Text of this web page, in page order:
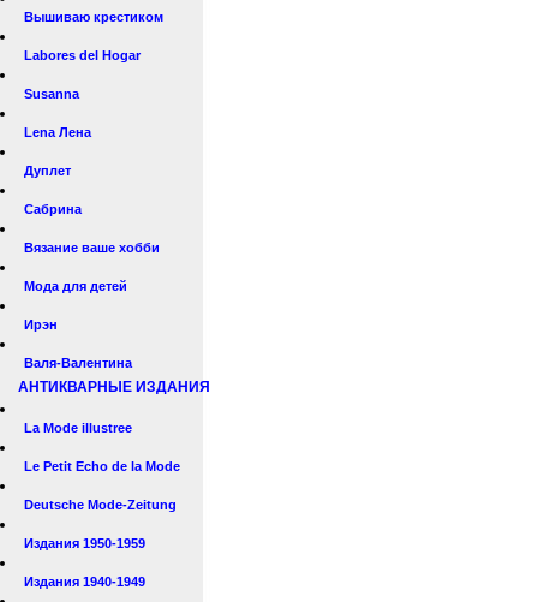
Вышиваю крестиком
Labores del Hogar
Susanna
Lena Лена
Дуплет
Сабрина
Вязание ваше хобби
Мода для детей
Ирэн
Валя-Валентина
АНТИКВАРНЫЕ ИЗДАНИЯ
La Mode illustree
Le Petit Echo de la Mode
Deutsche Mode-Zeitung
Издания 1950-1959
Издания 1940-1949